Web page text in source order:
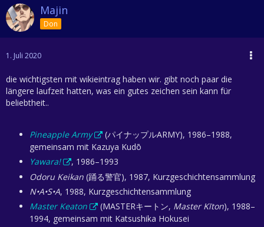
Majin
Don
1. Juli 2020
die wichtigsten mit wikieintrag haben wir. gibt noch paar die
längere laufzeit hatten, was ein gutes zeichen sein kann für
beliebtheit..
Pineapple Army
(パイナップルARMY), 1986–1988,
gemeinsam mit Kazuya Kudō
Yawara!
, 1986–1993
Odoru Keikan (踊る警官), 1987, Kurzgeschichtensammlung
N•A•S•A, 1988, Kurzgeschichtensammlung
Master Keaton
(MASTERキートン, Master Kīton), 1988–
1994, gemeinsam mit Katsushika Hokusei